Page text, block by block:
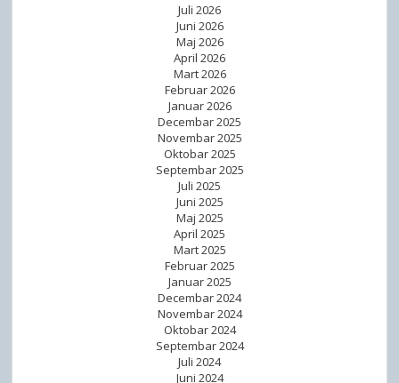
Juli 2026
Juni 2026
Maj 2026
April 2026
Mart 2026
Februar 2026
Januar 2026
Decembar 2025
Novembar 2025
Oktobar 2025
Septembar 2025
Juli 2025
Juni 2025
Maj 2025
April 2025
Mart 2025
Februar 2025
Januar 2025
Decembar 2024
Novembar 2024
Oktobar 2024
Septembar 2024
Juli 2024
Juni 2024